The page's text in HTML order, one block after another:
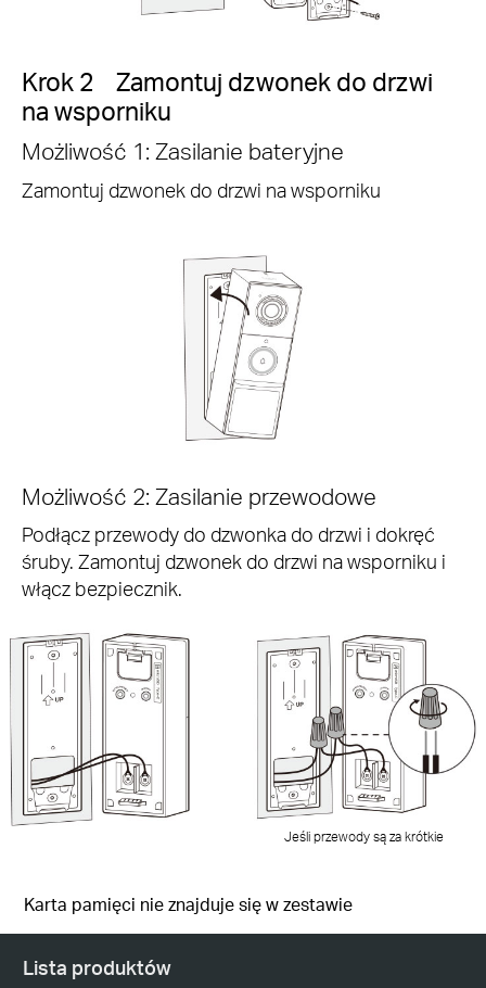
Krok 2 Zamontuj dzwonek do drzwi
na wsporniku
Możliwość 1: Zasilanie bateryjne
Zamontuj dzwonek do drzwi na wsporniku
Możliwość 2: Zasilanie przewodowe
Podłącz przewody do dzwonka do drzwi i dokręć
śruby. Zamontuj dzwonek do drzwi na wsporniku i
włącz bezpiecznik.
Jeśli przewody są za krótkie
Karta pamięci nie znajduje się w zestawie
Lista produktów